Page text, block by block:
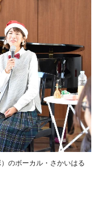
のボーカル・さかいはる